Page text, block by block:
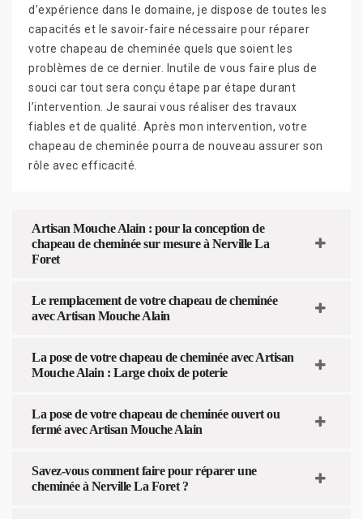
d’expérience dans le domaine, je dispose de toutes les
capacités et le savoir-faire nécessaire pour réparer
votre chapeau de cheminée quels que soient les
problèmes de ce dernier. Inutile de vous faire plus de
souci car tout sera conçu étape par étape durant
l’intervention. Je saurai vous réaliser des travaux
fiables et de qualité. Après mon intervention, votre
chapeau de cheminée pourra de nouveau assurer son
rôle avec efficacité.
Artisan Mouche Alain : pour la conception de
chapeau de cheminée sur mesure à Nerville La
Foret
Le remplacement de votre chapeau de cheminée
avec Artisan Mouche Alain
La pose de votre chapeau de cheminée avec Artisan
Mouche Alain : Large choix de poterie
La pose de votre chapeau de cheminée ouvert ou
fermé avec Artisan Mouche Alain
Savez-vous comment faire pour réparer une
cheminée à Nerville La Foret ?